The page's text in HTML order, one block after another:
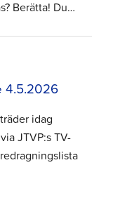
Berätta! Du…
4.5.2026
idag
JTVP:s TV-